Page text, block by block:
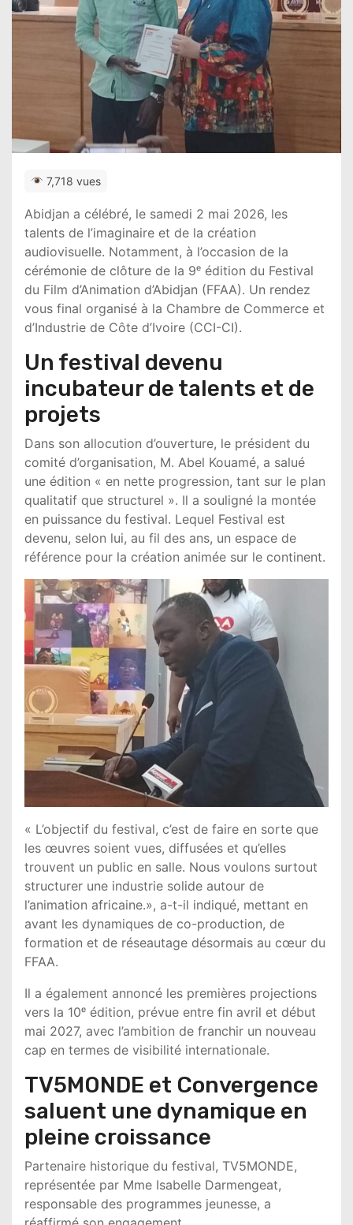
7,718 vues
Abidjan a célébré, le samedi 2 mai 2026, les
talents de l’imaginaire et de la création
audiovisuelle. Notamment, à l’occasion de la
cérémonie de clôture de la 9ᵉ édition du Festival
du Film d’Animation d’Abidjan (FFAA). Un rendez
vous final organisé à la Chambre de Commerce et
d’Industrie de Côte d’Ivoire (CCI-CI).
Un festival devenu
incubateur de talents et de
projets
Dans son allocution d’ouverture, le président du
comité d’organisation, M. Abel Kouamé, a salué
une édition « en nette progression, tant sur le plan
qualitatif que structurel ». Il a souligné la montée
en puissance du festival. Lequel Festival est
devenu, selon lui, au fil des ans, un espace de
référence pour la création animée sur le continent.
« L’objectif du festival, c’est de faire en sorte que
les œuvres soient vues, diffusées et qu’elles
trouvent un public en salle. Nous voulons surtout
structurer une industrie solide autour de
l’animation africaine.», a-t-il indiqué, mettant en
avant les dynamiques de co-production, de
formation et de réseautage désormais au cœur du
FFAA.
Il a également annoncé les premières projections
vers la 10ᵉ édition, prévue entre fin avril et début
mai 2027, avec l’ambition de franchir un nouveau
cap en termes de visibilité internationale.
TV5MONDE et Convergence
saluent une dynamique en
pleine croissance
Partenaire historique du festival, TV5MONDE,
représentée par Mme Isabelle Darmengeat,
responsable des programmes jeunesse, a